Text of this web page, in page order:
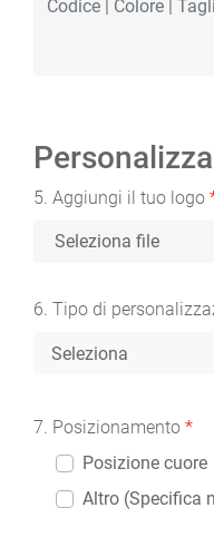
5. Aggiungi il tuo logo
Seleziona file
6. Tipo di
7. Posizionamento *
Posizione cuore
Altro (Specifica